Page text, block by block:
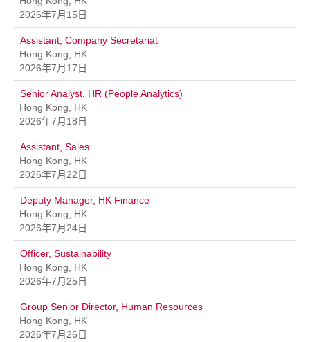
2026年7月15日
Assistant, Company Secretariat
Hong Kong, HK
2026年7月17日
Senior Analyst, HR (People Analytics)
Hong Kong, HK
2026年7月18日
Assistant, Sales
Hong Kong, HK
2026年7月22日
Deputy Manager, HK Finance
Hong Kong, HK
2026年7月24日
Officer, Sustainability
Hong Kong, HK
2026年7月25日
Group Senior Director, Human Resources
Hong Kong, HK
2026年7月26日